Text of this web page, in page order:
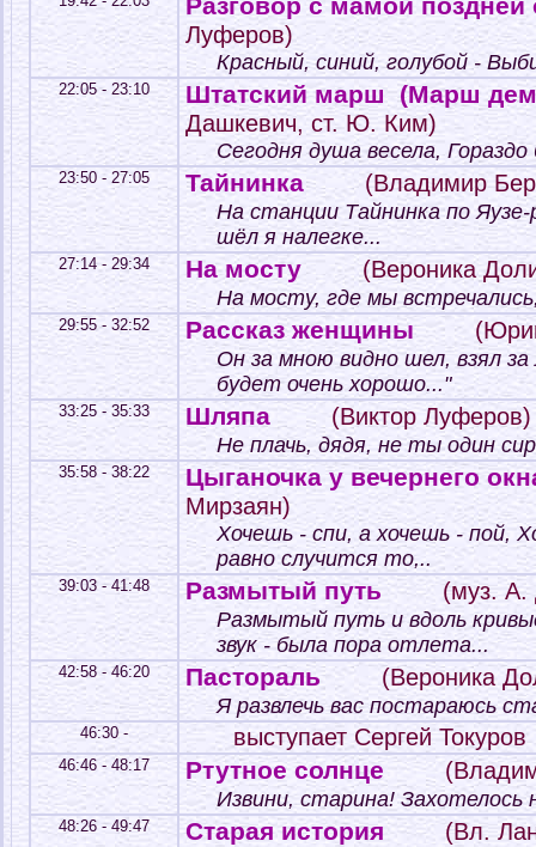
Разговор с мамой
Луферов)
Красный, синий, голубой -
22:05 - 23:10 Штатский марш (Марш
Дашкевич, ст. Ю. Ким)
Сегодня душа весела, Гораздо
23:50 - 27:05 Тайнинка (Владимир
На станции Тайнинка по
шёл я налегке...
27:14 - 29:34 На мосту (Вероника
На мосту, где мы
29:55 - 32:52 Рассказ женщины
Он за мною видно шел, взял
будет очень хорошо..."
33:25 - 35:33 Шляпа (Виктор Луферов)
Не плачь, дядя, не ты один
35:58 - 38:22 Цыганочка у вечернего
Мирзаян)
Хочешь - спи, а хочешь - пой,
равно случится то,..
39:03 - 41:48 Размытый путь (муз. А.
Размытый путь и вдоль
звук - была пора отлета...
42:58 - 46:20 Пастораль (Вероника
Я развлечь вас постараюсь
46:30 - выступает Сергей Токуров
46:46 - 48:17 Ртутное солнце
Извини, старина! Захотелось
48:26 - 49:47 Старая история (Вл.